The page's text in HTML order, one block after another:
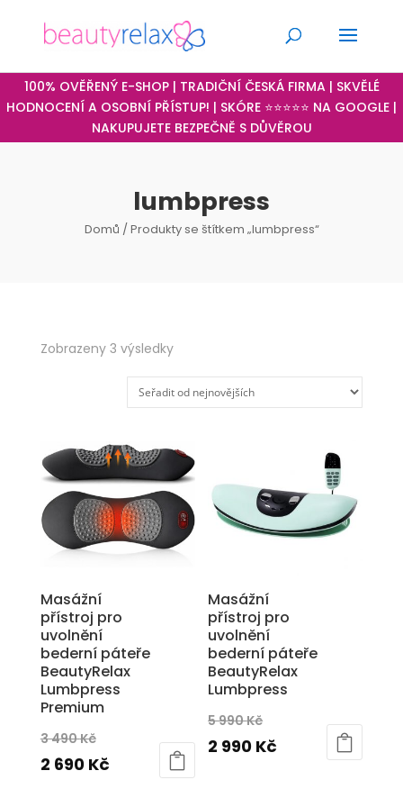
100% OVĚŘENÝ E-SHOP | TRADIČNÍ ČESKÁ FIRMA | SKVĚLÉ
HODNOCENÍ A OSOBNÍ PŘÍSTUP! | SKÓRE ⭐⭐⭐⭐⭐ NA GOOGLE |
NAKUPUJETE BEZPEČNĚ S DŮVĚROU
lumbpress
Domů / Produkty se štítkem „lumbpress“
Zobrazeny 3 výsledkySeřazeno
nejnovějších
Masážní
přístroj pro
uvolnění
bederní páteře
BeautyRelax
Lumbpress
Premium
3 490Kč
Původní
cena
2 690 KčAktuální
Masážní
přístroj pro
uvolnění
bederní páteře
BeautyRelax
Lumbpress
5 990Kč
Původní
cena
2 990 Kč Aktuální